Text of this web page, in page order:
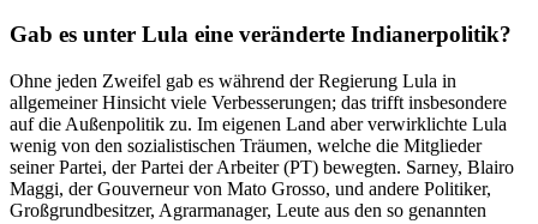
Gab es unter Lula eine veränderte Indianerpolitik?
Ohne jeden Zweifel gab es während der Regierung Lula in
allgemeiner Hinsicht viele Verbesserungen; das trifft insbesondere
auf die Außenpolitik zu. Im eigenen Land aber verwirklichte Lula
wenig von den sozialistischen Träumen, welche die Mitglieder
seiner Partei, der Partei der Arbeiter (PT) bewegten. Sarney, Blairo
Maggi, der Gouverneur von Mato Grosso, und andere Politiker,
Großgrundbesitzer, Agrarmanager, Leute aus den so genannten